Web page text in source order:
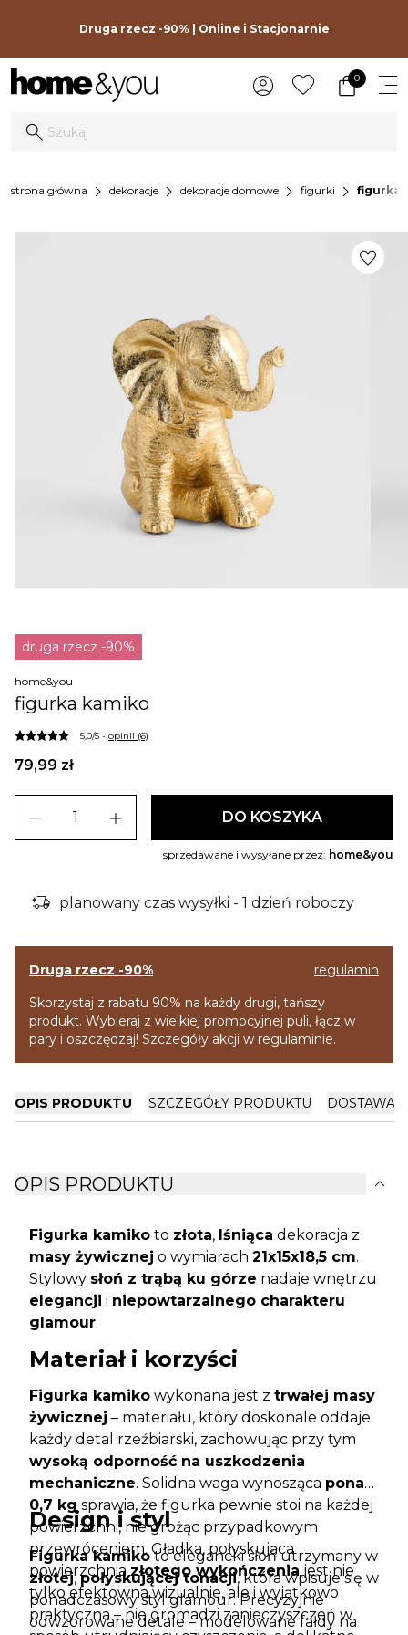
Druga rzecz -90% | Online i Stacjonarnie
0
strona główna chevron_right dekoracje chevron_right dekoracje domowe chevron_right figurki chevron_right figurka
druga rzecz -90%
home&you
figurka kamiko
5,0/5 - opinii (6)
79,99 zł
remove add DO KOSZYKA
sprzedawane i wysyłane przez: home&you
delivery_truck_bolt planowany czas wysyłki - 1 dzień roboczy
Druga rzecz -90%
regulamin
Skorzystaj z rabatu 90% na każdy drugi, tańszy
produkt. Wybieraj z wielkiej promocyjnej puli, łącz w
pary i oszczędzaj! Szczegóły akcji w regulaminie.
favorite
OPIS PRODUKTU SZCZEGÓŁY PRODUKTU DOSTAWA
OPIS PRODUKTU expand_more
Figurka kamiko to złota, lśniąca dekoracja z
masy żywicznej o wymiarach 21x15x18,5 cm.
Stylowy słoń z trąbą ku górze nadaje wnętrzu
elegancji i niepowtarzalnego charakteru
glamour.
Materiał i korzyści
Figurka kamiko wykonana jest z trwałej masy
żywicznej – materiału, który doskonale oddaje
każdy detal rzeźbiarski, zachowując przy tym
wysoką odporność na uszkodzenia
mechaniczne. Solidna waga wynosząca ponad
0,7 kg sprawia, że figurka pewnie stoi na każdej
powierzchni, nie grożąc przypadkowym
przewróceniem. Gładka, połyskująca
powierzchnia złotego wykończenia jest nie
tylko efektowna wizualnie, ale i wyjątkowo
praktyczna – nie gromadzi zanieczyszczeń w
Design i styl
Figurka kamikoto elegancki słoń utrzymany w
złotej, połyskującej tonacji, która wpisuje się w
ponadczasowy styl glamour. Precyzyjnie
odwzorowane detale – modelowane fałdy na